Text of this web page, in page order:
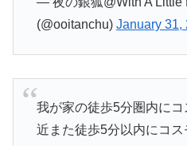
(@ooitanchu) January 31,
我が家の徒歩5分圏内に
近また徒歩5分以内にコ